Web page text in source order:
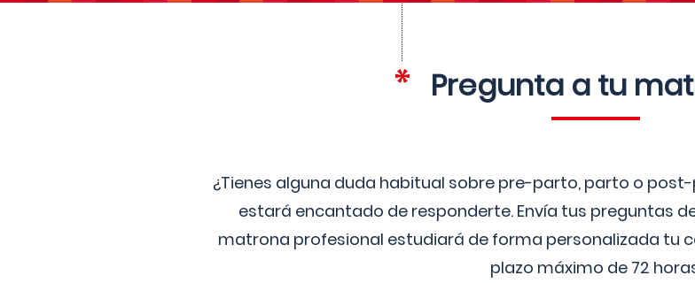
Pregunta a tu
¿Tienes alguna duda habitual sobre pre-parto, parto o
estará encantado de responderte. Envía tus preguntas
matrona profesional estudiará de forma personalizada tu
plazo máximo de 72